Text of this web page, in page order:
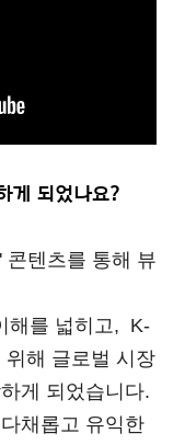
게 되었나요?
콘텐츠를 통해 뷰
해를 넓히고, K-
해 글로벌 시장
게 되었습니다.
채롭고 유익한